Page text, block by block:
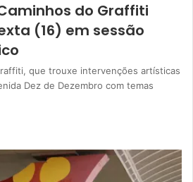
do Graffiti
(16) em sessão
que trouxe intervenções artísticas
Dez de Dezembro com temas